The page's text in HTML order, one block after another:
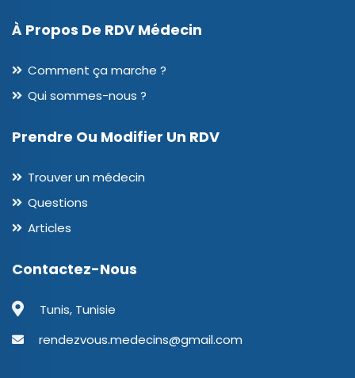
À Propos De RDV Médecin
Comment ça marche ?
Qui sommes-nous ?
Prendre Ou Modifier Un RDV
Trouver un médecin
Questions
Articles
Contactez-Nous
Tunis, Tunisie
rendezvous.medecins@gmail.com